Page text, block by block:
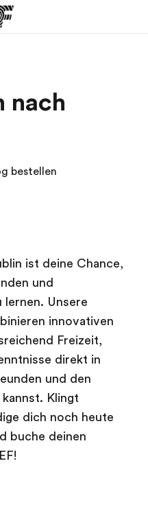
nach
bestellen
ist deine Chance,
und
lernen. Unsere
innovativen
Freizeit,
direkt in
und den
Klingt
dich noch heute
buche deinen